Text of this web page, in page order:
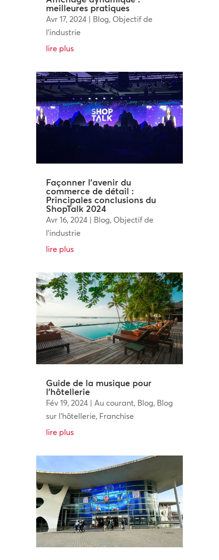
meilleures pratiques
Avr 17, 2024| Blog, Objectif de
l'industrie
lire plus
Façonner l’avenir du
commerce de détail :
Principales conclusions du
ShopTalk 2024
Avr 16, 2024| Blog, Objectif de
l'industrie
lire plus
Guide de la musique pour
l’hôtellerie
Fév 19, 2024| Au courant, Blog, Blog
sur l'hôtellerie, Franchise
lire plus